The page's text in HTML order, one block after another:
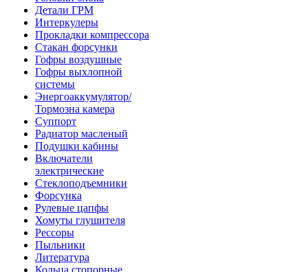
Детали ГРМ
Интеркулеры
Прокладки компрессора
Стакан форсунки
Гофры воздушные
Гофры выхлопной
системы
Энергоаккумулятор/
Тормозна камера
Суппорт
Радиатор масленый
Подушки кабины
Включатели
электрические
Стеклоподъемники
Форсунка
Рулевые цапфы
Хомуты глушителя
Рессоры
Пыльники
Литература
Кольца стопорные